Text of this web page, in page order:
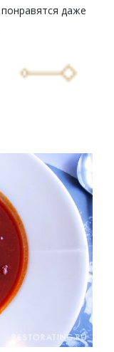
даже